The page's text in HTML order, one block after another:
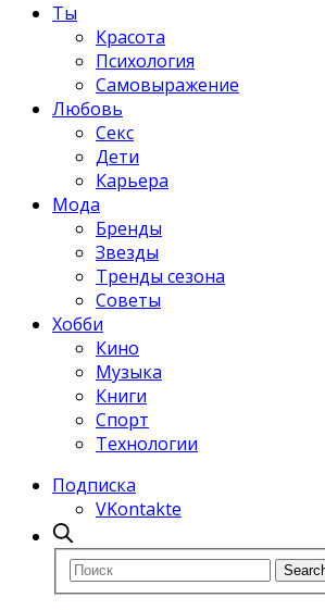
Ты
Красота
Психология
Самовыражение
Любовь
Секс
Дети
Карьера
Мода
Бренды
Звезды
Тренды сезона
Советы
Хобби
Кино
Музыка
Книги
Спорт
Технологии
Подписка
VKontakte